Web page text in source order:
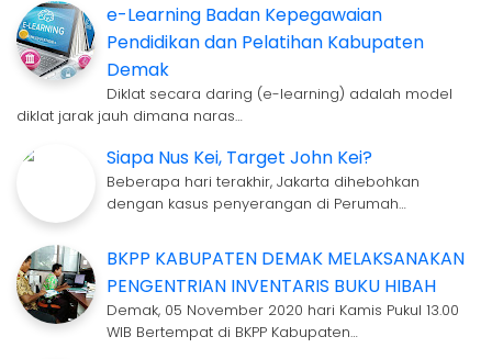
e-Learning Badan Kepegawaian
Pendidikan dan Pelatihan Kabupaten
Demak
Diklat secara daring (e-learning) adalah model
diklat jarak jauh dimana naras…
Siapa Nus Kei, Target John Kei?
Beberapa hari terakhir, Jakarta dihebohkan
dengan kasus penyerangan di Perumah…
BKPP KABUPATEN DEMAK MELAKSANAKAN
PENGENTRIAN INVENTARIS BUKU HIBAH
Demak, 05 November 2020 hari Kamis Pukul 13.00
WIB Bertempat di BKPP Kabupaten…